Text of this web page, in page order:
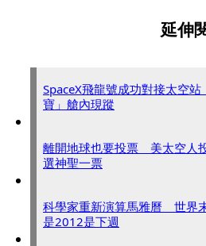
延伸
SpaceX飛龍號成功對接太空
寶」艙內現蹤
離開地球也要投票 美太空人
選神聖一票
科學家重新演算馬雅曆 世界
是2012是下週